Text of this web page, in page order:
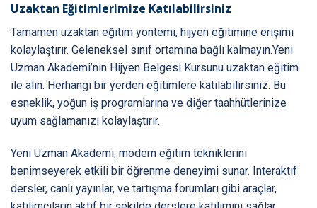
Uzaktan Eğitimlerimize Katılabilirsiniz
Tamamen uzaktan eğitim yöntemi, hijyen eğitimine erişimi
kolaylaştırır. Geleneksel sınıf ortamına bağlı kalmayın.Yeni
Uzman Akademi’nin Hijyen Belgesi Kursunu uzaktan eğitim
ile alın. Herhangi bir yerden eğitimlere katılabilirsiniz. Bu
esneklik, yoğun iş programlarına ve diğer taahhütlerinize
uyum sağlamanızı kolaylaştırır.
Yeni Uzman Akademi, modern eğitim tekniklerini
benimseyerek etkili bir öğrenme deneyimi sunar. Interaktif
dersler, canlı yayınlar, ve tartışma forumları gibi araçlar,